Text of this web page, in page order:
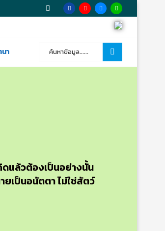
า
แล้วต้องเป็นอย่างนั้น
ยเป็นอนัตตา ไม่ใช่สัตว์